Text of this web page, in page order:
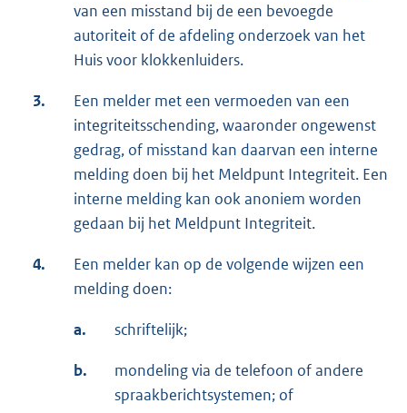
van een misstand bij de een bevoegde
autoriteit of de afdeling onderzoek van het
Huis voor klokkenluiders.
3.
Een melder met een vermoeden van een
integriteitsschending, waaronder ongewenst
gedrag, of misstand kan daarvan een interne
melding doen bij het Meldpunt Integriteit. Een
interne melding kan ook anoniem worden
gedaan bij het Meldpunt Integriteit.
4.
Een melder kan op de volgende wijzen een
melding doen:
a. schriftelijk;
b.
mondeling via de telefoon of andere
spraakberichtsystemen; of